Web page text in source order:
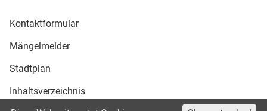
Kontaktformular
Mängelmelder
Stadtplan
Inhaltsverzeichnis